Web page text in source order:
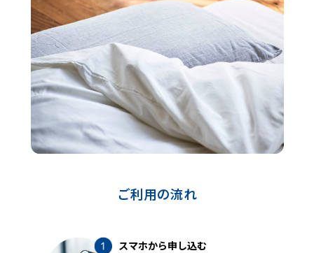
ご利用の流れ
スマホから申し込む